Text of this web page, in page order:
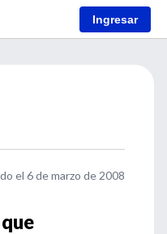
Ingresar
el 6 de marzo de 2008